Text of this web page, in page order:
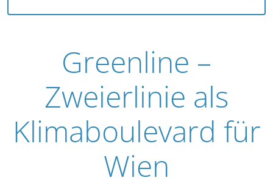
Greenline –
Zweierlinie als
Klimaboulevard für
Wien